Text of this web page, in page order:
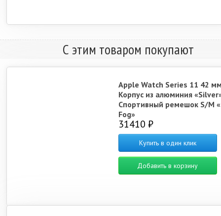
С этим товаром покупают
Apple Watch Series 11 42
Корпус из алюминия
Спортивный ремешок S/M
Fog»
31410 ₽
Купить в один клик
Добавить в корзину